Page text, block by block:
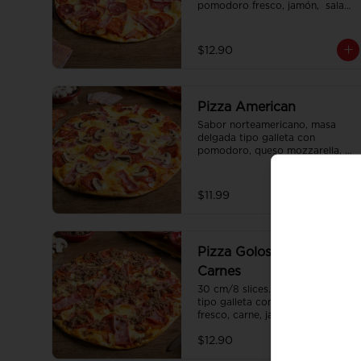
pomodoro fresco, jamón,  salami
$12.90
Pizza American
Sabor norteamericano, masa
delgada tipo galleta con
pomodoro, queso mozzarella,
$11.99
Pizza Golosina de
Carnes
30 cm/8 slices. Masa delgada
tipo galleta con pomodoro
fresco, carne, jamón, pepperoni
$12.90